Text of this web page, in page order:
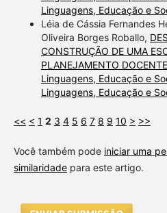
Linguagens, Educação e
Léia de Cássia Fernandes
Oliveira Borges Roballo,
CONSTRUÇÃO DE UMA
PLANEJAMENTO
Linguagens, Educação e
Linguagens, Educação e
<< < 1 2 3 4 5 6 7 8 9 10 > >>
Você também pode iniciar uma
similaridadepara este artigo.